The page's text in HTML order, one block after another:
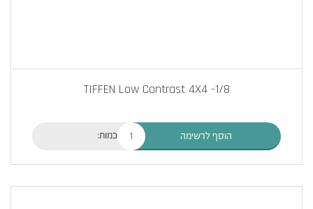
TIFFEN Low Contrast 4X4 -1/8
כמות: הוסף לרשימה